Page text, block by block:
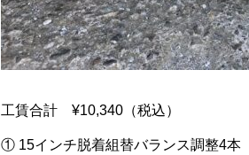
工賃合計 ¥10,340（税込）
① 15インチ脱着組替バランス調整4